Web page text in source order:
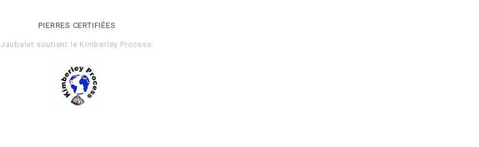
PIERRES CERTIFIÉES
Jaubalet soutient le Kimberley Process